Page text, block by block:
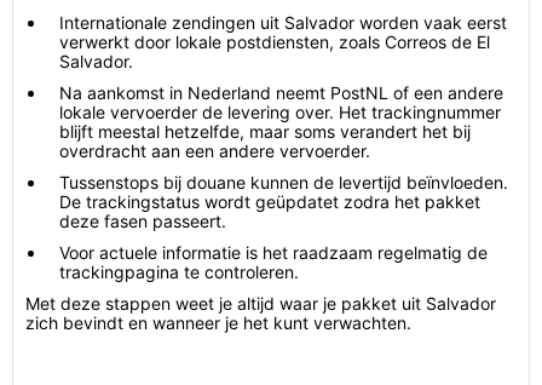
Internationale zendingen uit Salvador worden vaak eerst
verwerkt door lokale postdiensten, zoals Correos de El
Salvador.
Na aankomst in Nederland neemt PostNL of een andere
lokale vervoerder de levering over. Het trackingnummer
blijft meestal hetzelfde, maar soms verandert het bij
overdracht aan een andere vervoerder.
Tussenstops bij douane kunnen de levertijd beïnvloeden.
De trackingstatus wordt geüpdatet zodra het pakket
deze fasen passeert.
Voor actuele informatie is het raadzaam regelmatig de
trackingpagina te controleren.
Met deze stappen weet je altijd waar je pakket uit Salvador
zich bevindt en wanneer je het kunt verwachten.